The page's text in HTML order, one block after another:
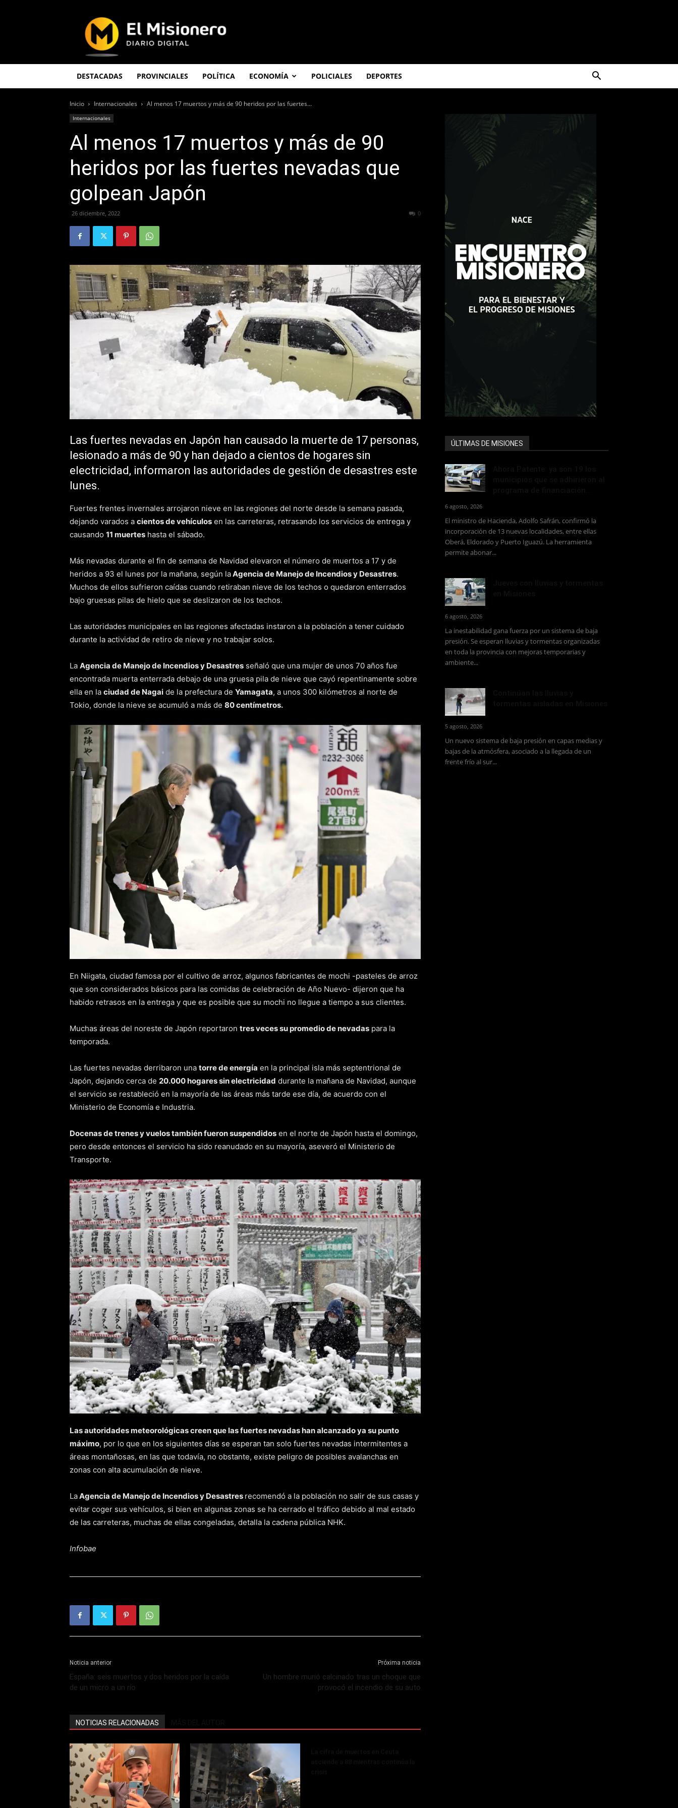
Misionero
DESTACADAS PROVINCIALES POLÍTICA ECONOMÍA POLICIALES DEPORTES
Inicio Internacionales Al menos 17 muertos y más de 90 heridos por las fuertes...
Internacionales
Al menos 17 muertos y más de 90
heridos por las fuertes nevadas que
golpean Japón
26 diciembre, 2022 0
Las fuertes nevadas en Japón han causado la muerte de 17 personas,
lesionado a más de 90 y han dejado a cientos de hogares sin
electricidad, informaron las autoridades de gestión de desastres este
lunes.
Fuertes frentes invernales arrojaron nieve en las regiones del norte desde la semana pasada,
dejando varados a cientos de vehículos en las carreteras, retrasando los servicios de entrega y
causando 11 muertes hasta el sábado.
Más nevadas durante el fin de semana de Navidad elevaron el número de muertos a 17 y de
heridos a 93 el lunes por la mañana, según laAgencia de Manejo de Incendios y Desastres.
Muchos de ellos sufrieron caídas cuando retiraban nieve de los techos o quedaron enterrados
bajo gruesas pilas de hielo que se deslizaron de los techos.
Las autoridades municipales en las regiones afectadas instaron a la población a tener cuidado
durante la actividad de retiro de nieve y no trabajar solos.
La Agencia de Manejo de Incendios y Desastres señaló que una mujer de unos 70 años fue
encontrada muerta enterrada debajo de una gruesa pila de nieve que cayó repentinamente sobre
ella en la ciudad de Nagai de la prefectura de Yamagata, a unos 300 kilómetros al norte de
Tokio, donde la nieve se acumuló a más de 80 centímetros.
En Niigata, ciudad famosa por el cultivo de arroz, algunos fabricantes de mochi -pasteles de arroz
que son considerados básicos para las comidas de celebración de Año Nuevo- dijeron que ha
habido retrasos en la entrega y que es posible que su mochi no llegue a tiempo a sus clientes.
Muchas áreas del noreste de Japón reportaron tres veces su promedio de nevadas para la
temporada.
Las fuertes nevadas derribaron una torre de energía en la principal isla más septentrional de
Japón, dejando cerca de 20.000 hogares sin electricidad durante la mañana de Navidad, aunque
el servicio se restableció en la mayoría de las áreas más tarde ese día, de acuerdo con el
Ministerio de Economía e Industria.
Docenas de trenes y vuelos también fueron suspendidos en el norte de Japón hasta el domingo,
pero desde entonces el servicio ha sido reanudado en su mayoría, aseveró el Ministerio de
Transporte.
Las autoridades meteorológicas creen que las fuertes nevadas han alcanzado ya su punto
máximo, por lo que en los siguientes días se esperan tan solo fuertes nevadas intermitentes a
áreas montañosas, en las que todavía, no obstante, existe peligro de posibles avalanchas en
zonas con alta acumulación de nieve.
LaAgencia de Manejo de Incendios y Desastres recomendó a la población no salir de sus casas y
evitar coger sus vehículos, si bien en algunas zonas se ha cerrado el tráfico debido al mal estado
de las carreteras, muchas de ellas congeladas, detalla la cadena pública NHK.
Infobae
Noticia anterior
España: seis muertos y dos heridos por la caída
de un micro a un río
Próxima noticia
Un hombre murió calcinado tras un choque que
provocó el incendio de su auto
NOTICIAS RELACIONADAS
ÚLTIMAS DE MISIONES
6 agosto, 2026
El ministro de Hacienda, Adolfo Safrán, confirmó la
incorporación de 13 nuevas localidades, entre ellas
Oberá, Eldorado y Puerto Iguazú. La herramienta
permite abonar...
6 agosto, 2026
La inestabilidad gana fuerza por un sistema de baja
presión. Se esperan lluvias y tormentas organizadas
en toda la provincia con mejoras temporarias y
ambiente...
5 agosto, 2026
Un nuevo sistema de baja presión en capas medias y
bajas de la atmósfera, asociado a la llegada de un
frente frío al sur...